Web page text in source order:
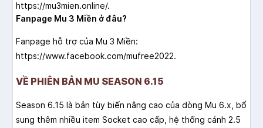
https://mu3mien.online/.
Fanpage Mu 3 Miền ở đâu?
Fanpage hỗ trợ của Mu 3 Miền:
https://www.facebook.com/mufree2022.
VỀ PHIÊN BẢN MU SEASON 6.15
Season 6.15 là bản tùy biến nâng cao của dòng Mu 6.x, bổ
sung thêm nhiều item Socket cao cấp, hệ thống cánh 2.5